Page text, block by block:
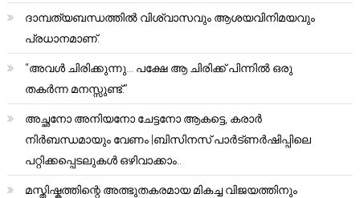
ദാമ്പത്യബന്ധത്തിൽ വിശ്വാസവും ആശയവിനിമയവും
പ്രധാനമാണ്.
“അവൾ ചിരിക്കുന്നു… പക്ഷേ ആ ചിരിക്ക് പിന്നിൽ ഒരു
തകർന്ന മനസ്സുണ്ട്.”
അച്ഛനോ അനിയനോ ചേട്ടനോ ആകട്ടെ, കരാർ
നിർബന്ധമായും വേണം |ബിസിനസ് പാർട്ണർഷിപ്പിലെ
പറ്റിക്കപ്പെടലുകൾ ഒഴിവാക്കാം..
മസ്തിഷ്കത്തിന്റെ അത്ഭുതകരമായ മികച്ച വിജയത്തിനും